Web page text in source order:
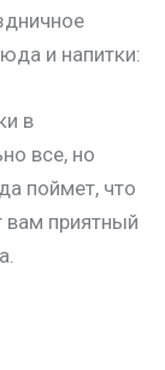
и напитки:
в
все, но
поймет, что
вам приятный